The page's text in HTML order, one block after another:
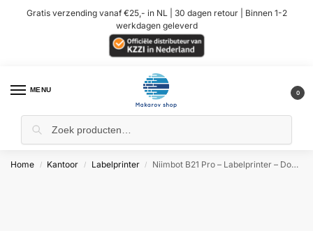
Gratis verzending vanaf €25,- in NL | 30 dagen retour | Binnen 1-2
werkdagen geleverd
MENU 0
Home / Kantoor / Labelprinter / Niimbot B21 Pro – Labelprinter – Donker Groen – 300dpi